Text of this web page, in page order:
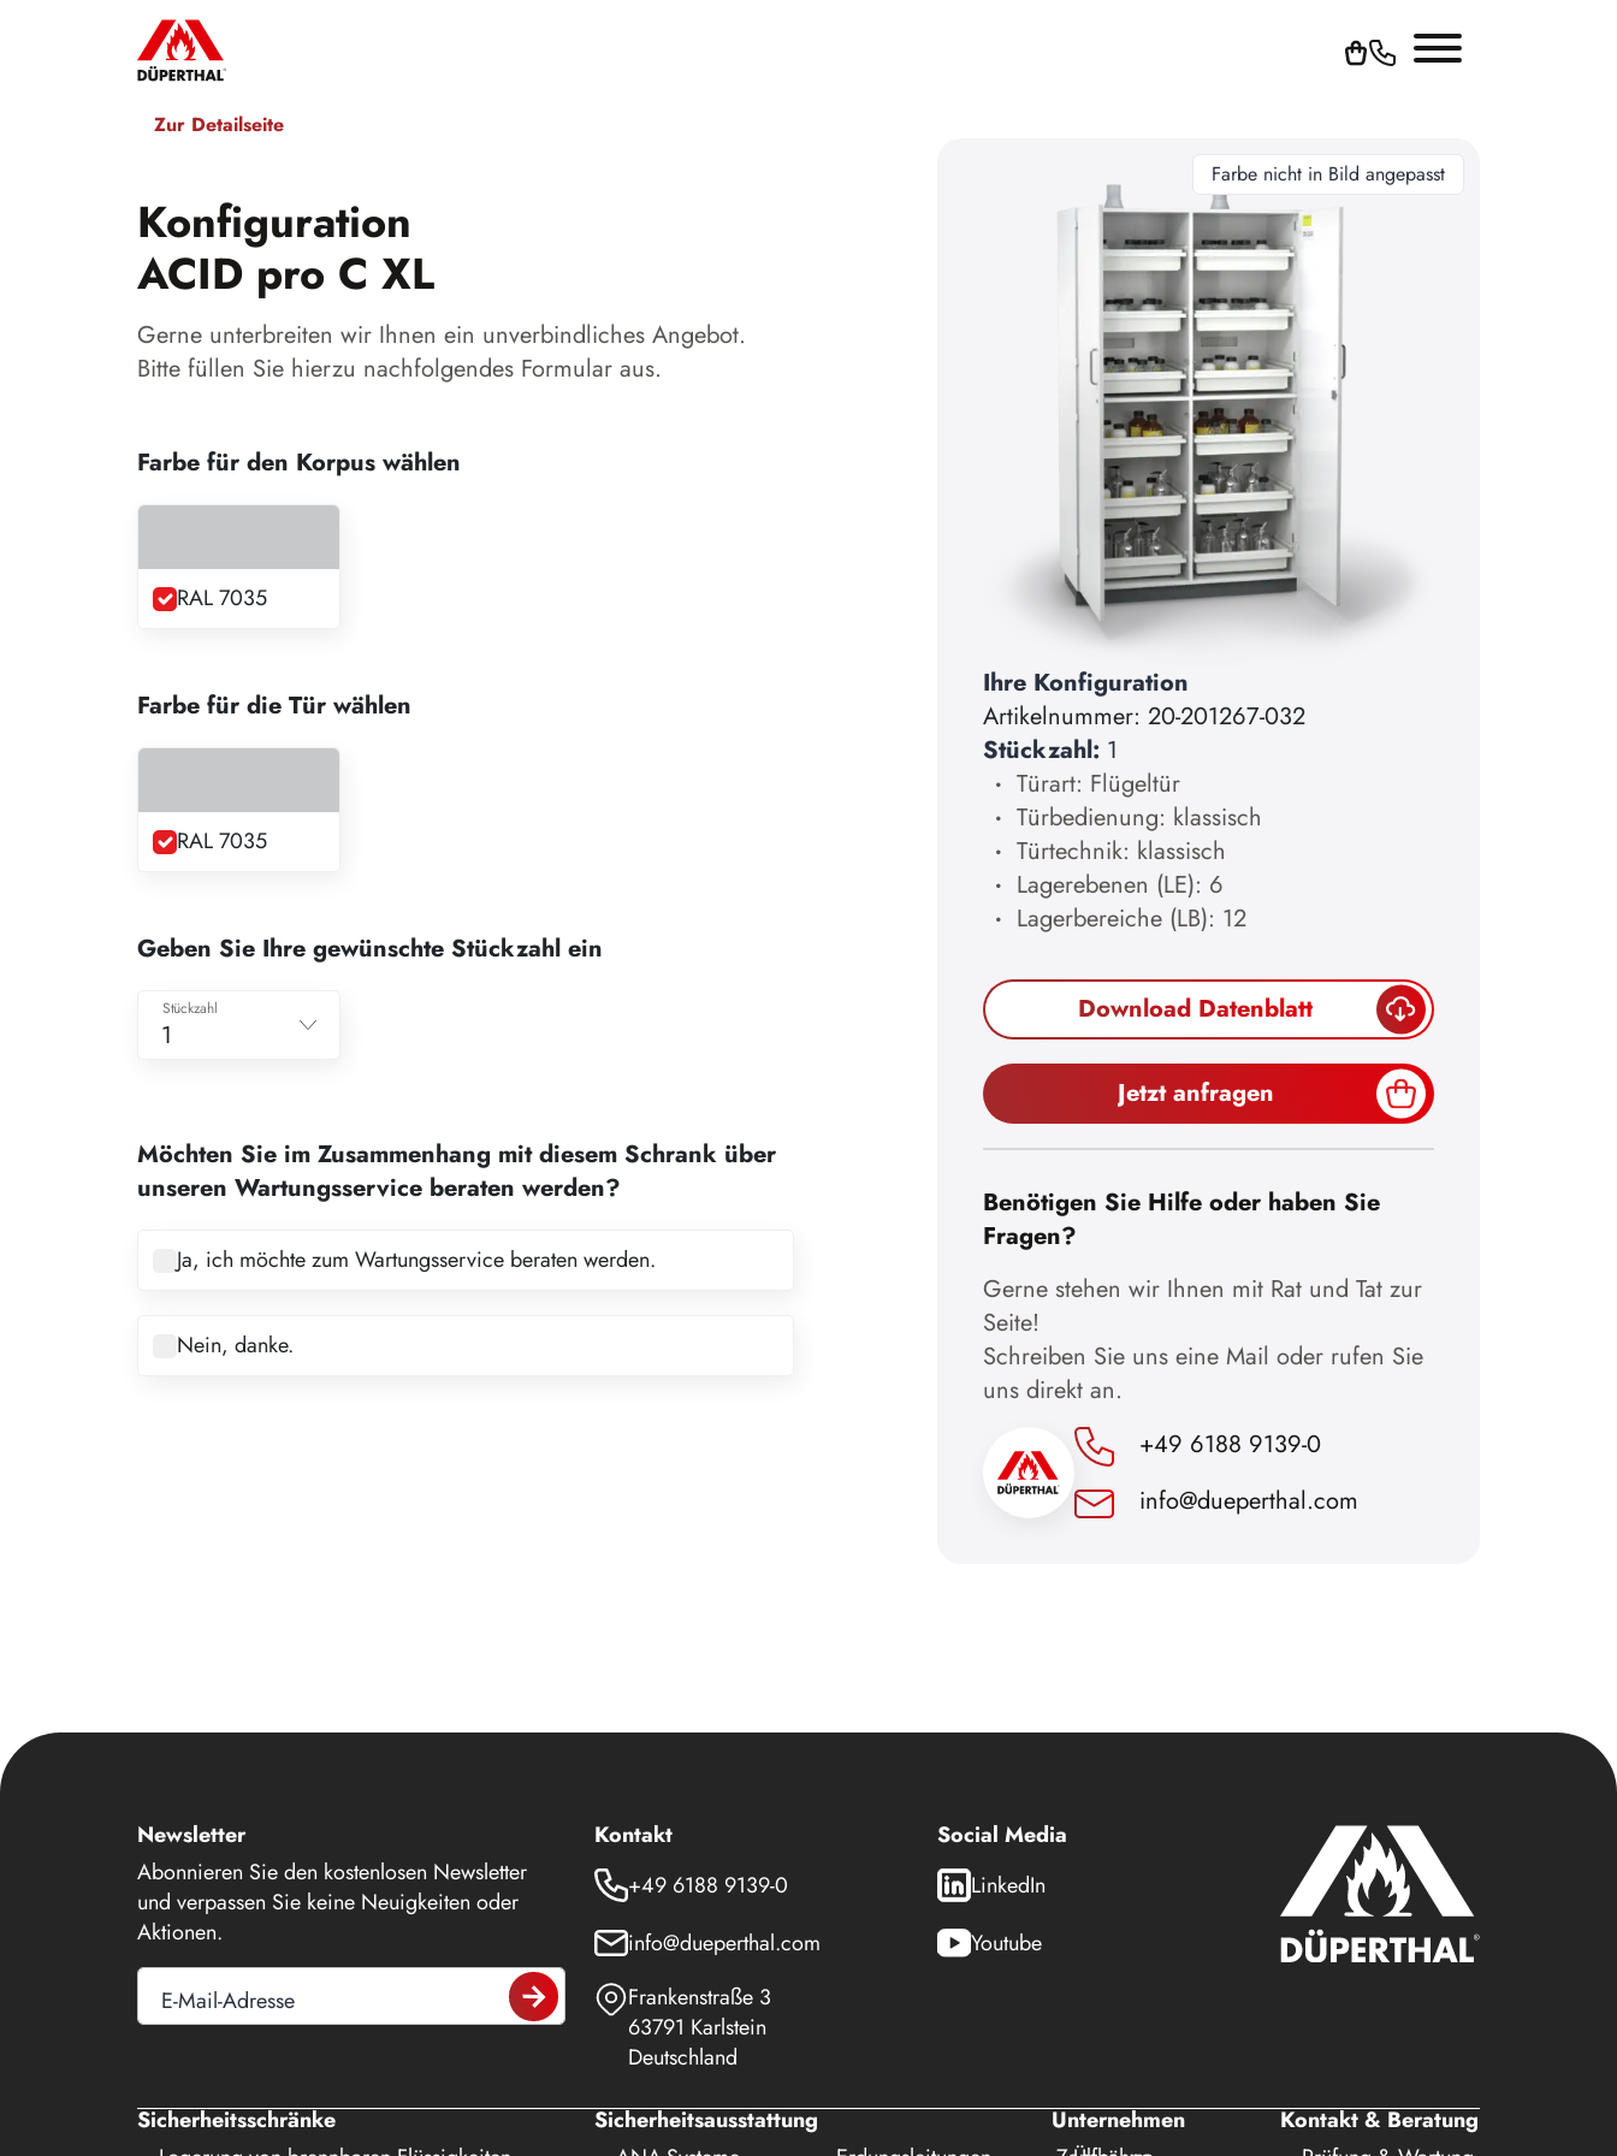
Zur Detailseite
Konfiguration
ACID pro C XL
Gerne unterbreiten wir Ihnen ein unverbindliches Angebot.
Bitte füllen Sie hierzu nachfolgendes Formular aus.
Farbe für den Korpus wählen
RAL 7035
Farbe für die Tür wählen
RAL 7035
Geben Sie Ihre gewünschte Stückzahl ein
1
3
4
5
7
19
20
21
22
23
26
Stückzahl
Möchten Sie im Zusammenhang mit diesem Schrank über
unseren Wartungsservice beraten werden?
Ja, ich möchte zum Wartungsservice beraten werden.
Nein, danke.
Farbe nicht in Bild angepasst
Ihre Konfiguration
Artikelnummer: 20-201267-032
Stückzahl: 1
Türart: Flügeltür
Türbedienung: klassisch
Türtechnik: klassisch
Lagerebenen (LE): 6
Lagerbereiche (LB): 12
Download Datenblatt
Jetzt anfragen
Benötigen Sie Hilfe oder haben Sie
Fragen?
Gerne stehen wir Ihnen mit Rat und Tat zur
Seite!
Schreiben Sie uns eine Mail oder rufen Sie
uns direkt an.
+49 6188 9139-0
info@dueperthal.com
Newsletter
Abonnieren Sie den kostenlosen Newsletter
und verpassen Sie keine Neuigkeiten oder
Aktionen.
E-Mail-Adresse
Kontakt
+49 6188 9139-0
info@dueperthal.com
Frankenstraße 3
63791 Karlstein
Deutschland
Social Media
LinkedIn
Youtube
Sicherheitsschränke
Sicherheitsausstattung
Unternehmen
Kontakt & Beratung